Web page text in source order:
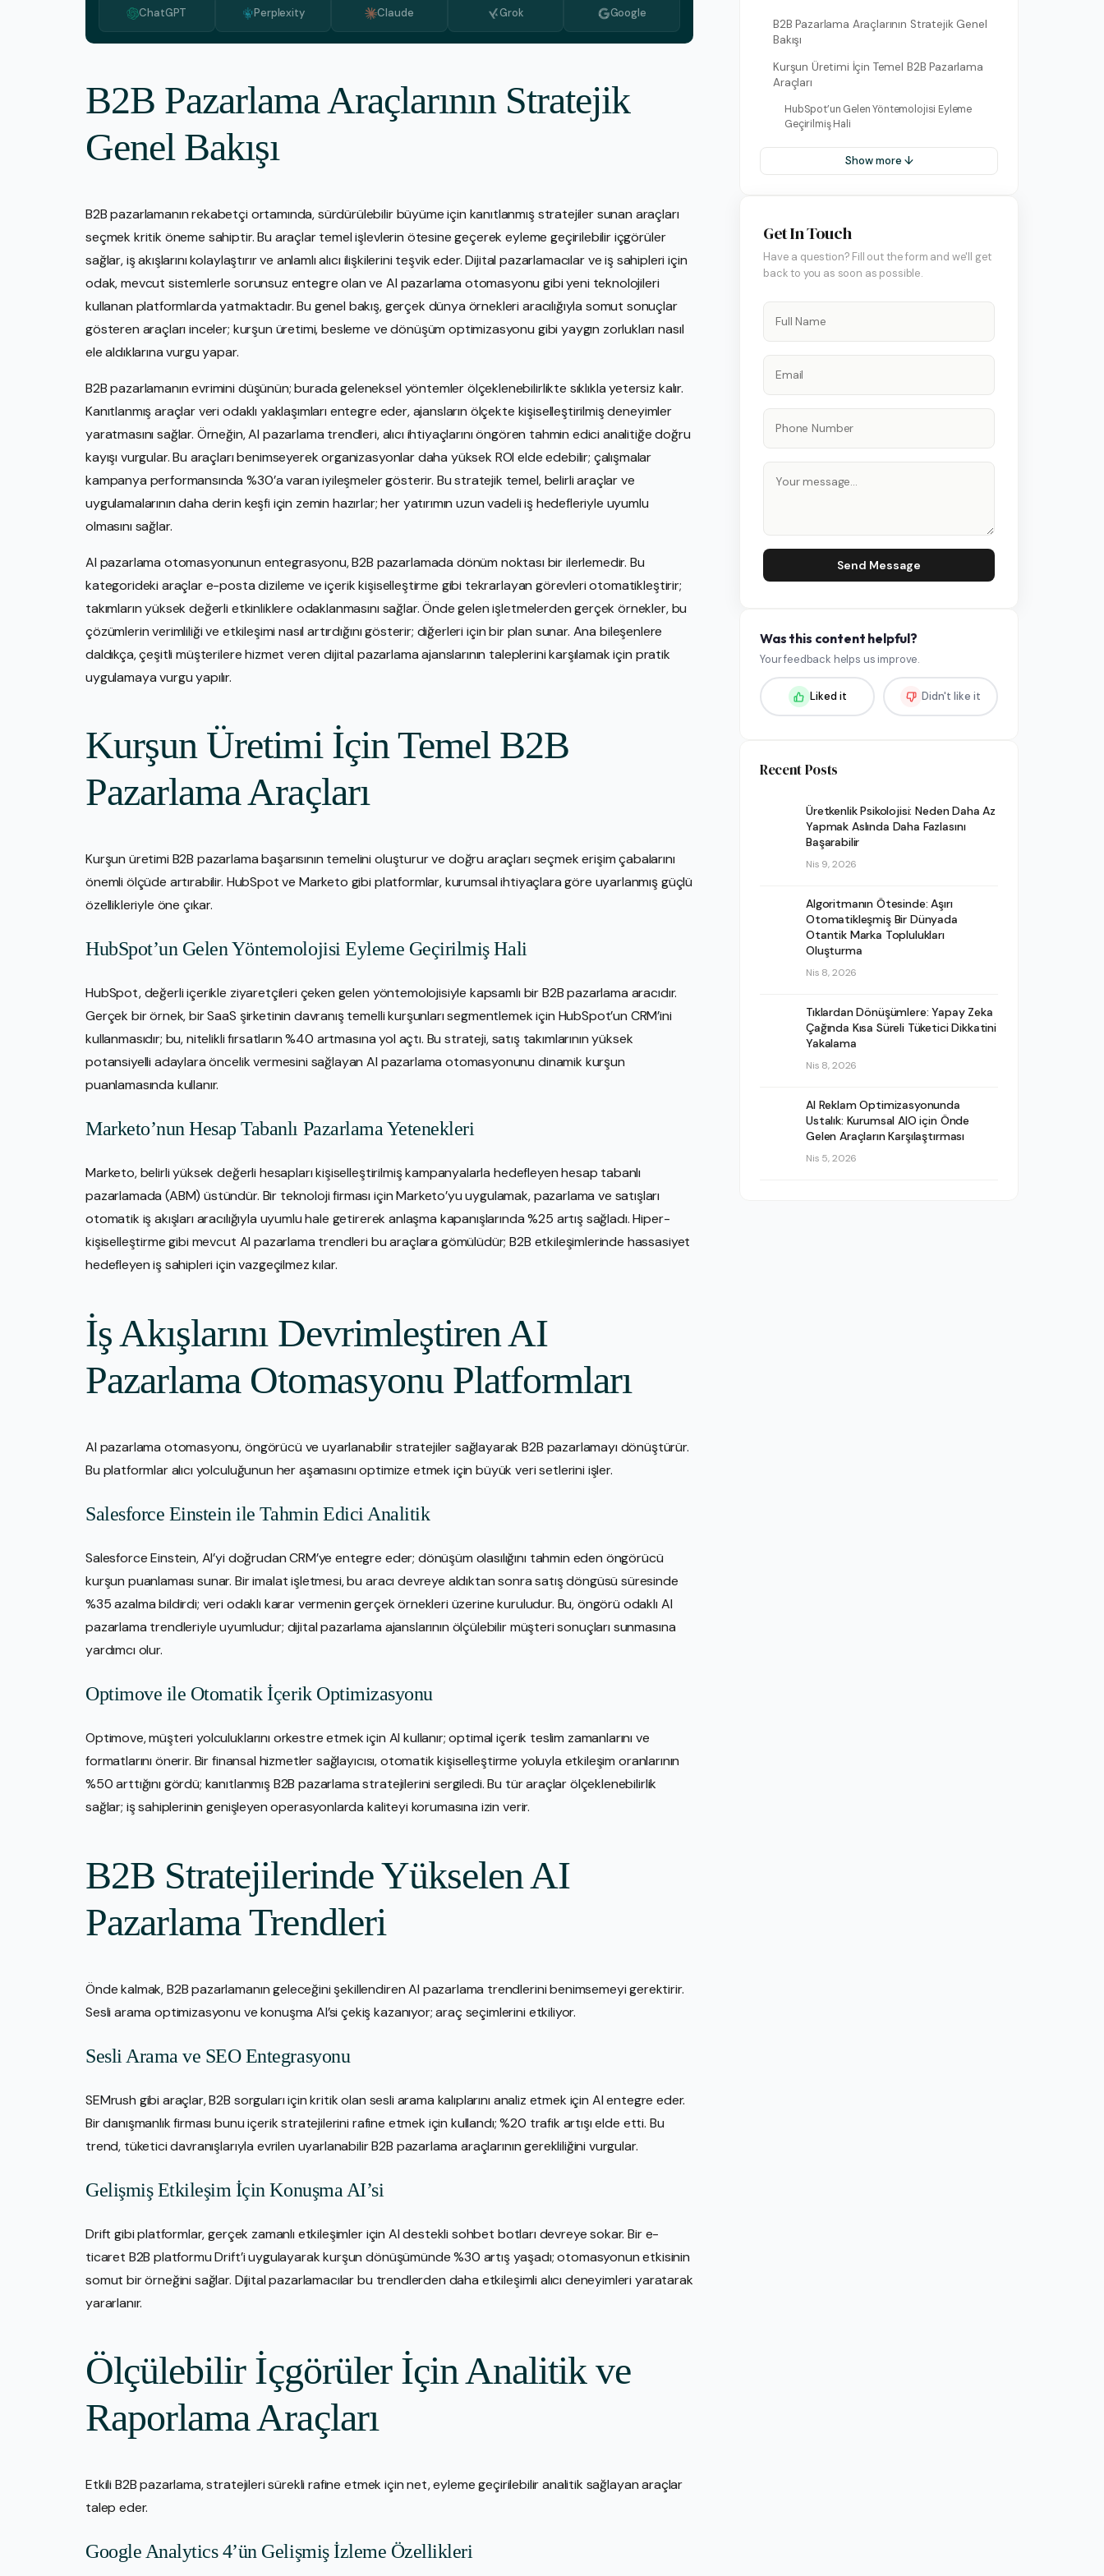
Medya İzleme
PR Hizmeti
Video Üretimi
Shopify Yönetimi
Etsy Yönetimi
ChatGPT Perplexity Claude Grok Google
B2B Pazarlama Araçlarının Stratejik
Genel Bakışı
B2B pazarlamanın rekabetçi ortamında, sürdürülebilir büyüme için kanıtlanmış stratejiler sunan araçları
seçmek kritik öneme sahiptir. Bu araçlar temel işlevlerin ötesine geçerek eyleme geçirilebilir içgörüler
sağlar, iş akışlarını kolaylaştırır ve anlamlı alıcı ilişkilerini teşvik eder. Dijital pazarlamacılar ve iş sahipleri için
odak, mevcut sistemlerle sorunsuz entegre olan ve AI pazarlama otomasyonu gibi yeni teknolojileri
kullanan platformlarda yatmaktadır. Bu genel bakış, gerçek dünya örnekleri aracılığıyla somut sonuçlar
gösteren araçları inceler; kurşun üretimi, besleme ve dönüşüm optimizasyonu gibi yaygın zorlukları nasıl
ele aldıklarına vurgu yapar.
B2B pazarlamanın evrimini düşünün; burada geleneksel yöntemler ölçeklenebilirlikte sıklıkla yetersiz kalır.
Kanıtlanmış araçlar veri odaklı yaklaşımları entegre eder, ajansların ölçekte kişiselleştirilmiş deneyimler
yaratmasını sağlar. Örneğin, AI pazarlama trendleri, alıcı ihtiyaçlarını öngören tahmin edici analitiğe doğru
kayışı vurgular. Bu araçları benimseyerek organizasyonlar daha yüksek ROI elde edebilir; çalışmalar
kampanya performansında %30’a varan iyileşmeler gösterir. Bu stratejik temel, belirli araçlar ve
uygulamalarının daha derin keşfi için zemin hazırlar; her yatırımın uzun vadeli iş hedefleriyle uyumlu
olmasını sağlar.
AI pazarlama otomasyonunun entegrasyonu, B2B pazarlamada dönüm noktası bir ilerlemedir. Bu
kategorideki araçlar e-posta dizileme ve içerik kişiselleştirme gibi tekrarlayan görevleri otomatikleştirir;
takımların yüksek değerli etkinliklere odaklanmasını sağlar. Önde gelen işletmelerden gerçek örnekler, bu
çözümlerin verimliliği ve etkileşimi nasıl artırdığını gösterir; diğerleri için bir plan sunar. Ana bileşenlere
daldıkça, çeşitli müşterilere hizmet veren dijital pazarlama ajanslarının taleplerini karşılamak için pratik
uygulamaya vurgu yapılır.
Kurşun Üretimi İçin Temel B2B
Pazarlama Araçları
Kurşun üretimi B2B pazarlama başarısının temelini oluşturur ve doğru araçları seçmek erişim çabalarını
önemli ölçüde artırabilir. HubSpot ve Marketo gibi platformlar, kurumsal ihtiyaçlara göre uyarlanmış güçlü
özellikleriyle öne çıkar.
HubSpot’un Gelen Yöntemolojisi Eyleme Geçirilmiş Hali
HubSpot, değerli içerikle ziyaretçileri çeken gelen yöntemolojisiyle kapsamlı bir B2B pazarlama aracıdır.
Gerçek bir örnek, bir SaaS şirketinin davranış temelli kurşunları segmentlemek için HubSpot’un CRM’ini
kullanmasıdır; bu, nitelikli fırsatların %40 artmasına yol açtı. Bu strateji, satış takımlarının yüksek
potansiyelli adaylara öncelik vermesini sağlayan AI pazarlama otomasyonunu dinamik kurşun
puanlamasında kullanır.
Marketo’nun Hesap Tabanlı Pazarlama Yetenekleri
Marketo, belirli yüksek değerli hesapları kişiselleştirilmiş kampanyalarla hedefleyen hesap tabanlı
pazarlamada (ABM) üstündür. Bir teknoloji firması için Marketo’yu uygulamak, pazarlama ve satışları
otomatik iş akışları aracılığıyla uyumlu hale getirerek anlaşma kapanışlarında %25 artış sağladı. Hiper-
kişiselleştirme gibi mevcut AI pazarlama trendleri bu araçlara gömülüdür; B2B etkileşimlerinde hassasiyet
hedefleyen iş sahipleri için vazgeçilmez kılar.
İş Akışlarını Devrimleştiren AI
Pazarlama Otomasyonu Platformları
AI pazarlama otomasyonu, öngörücü ve uyarlanabilir stratejiler sağlayarak B2B pazarlamayı dönüştürür.
Bu platformlar alıcı yolculuğunun her aşamasını optimize etmek için büyük veri setlerini işler.
Salesforce Einstein ile Tahmin Edici Analitik
Salesforce Einstein, AI’yi doğrudan CRM’ye entegre eder; dönüşüm olasılığını tahmin eden öngörücü
kurşun puanlaması sunar. Bir imalat işletmesi, bu aracı devreye aldıktan sonra satış döngüsü süresinde
%35 azalma bildirdi; veri odaklı karar vermenin gerçek örnekleri üzerine kuruludur. Bu, öngörü odaklı AI
pazarlama trendleriyle uyumludur; dijital pazarlama ajanslarının ölçülebilir müşteri sonuçları sunmasına
yardımcı olur.
Optimove ile Otomatik İçerik Optimizasyonu
Optimove, müşteri yolculuklarını orkestre etmek için AI kullanır; optimal içerik teslim zamanlarını ve
formatlarını önerir. Bir finansal hizmetler sağlayıcısı, otomatik kişiselleştirme yoluyla etkileşim oranlarının
%50 arttığını gördü; kanıtlanmış B2B pazarlama stratejilerini sergiledi. Bu tür araçlar ölçeklenebilirlik
sağlar; iş sahiplerinin genişleyen operasyonlarda kaliteyi korumasına izin verir.
B2B Stratejilerinde Yükselen AI
Pazarlama Trendleri
Önde kalmak, B2B pazarlamanın geleceğini şekillendiren AI pazarlama trendlerini benimsemeyi gerektirir.
Sesli arama optimizasyonu ve konuşma AI’si çekiş kazanıyor; araç seçimlerini etkiliyor.
Sesli Arama ve SEO Entegrasyonu
SEMrush gibi araçlar, B2B sorguları için kritik olan sesli arama kalıplarını analiz etmek için AI entegre eder.
Bir danışmanlık firması bunu içerik stratejilerini rafine etmek için kullandı; %20 trafik artışı elde etti. Bu
trend, tüketici davranışlarıyla evrilen uyarlanabilir B2B pazarlama araçlarının gerekliliğini vurgular.
Gelişmiş Etkileşim İçin Konuşma AI’si
Drift gibi platformlar, gerçek zamanlı etkileşimler için AI destekli sohbet botları devreye sokar. Bir e-
ticaret B2B platformu Drift’i uygulayarak kurşun dönüşümünde %30 artış yaşadı; otomasyonun etkisinin
somut bir örneğini sağlar. Dijital pazarlamacılar bu trendlerden daha etkileşimli alıcı deneyimleri yaratarak
yararlanır.
Ölçülebilir İçgörüler İçin Analitik ve
Raporlama Araçları
Etkili B2B pazarlama, stratejileri sürekli rafine etmek için net, eyleme geçirilebilir analitik sağlayan araçlar
talep eder.
Google Analytics 4’ün Gelişmiş İzleme Özellikleri
B2B Pazarlama Araçlarının Stratejik Genel
Bakışı
Kurşun Üretimi İçin Temel B2B Pazarlama
Araçları
HubSpot’un Gelen Yöntemolojisi Eyleme
Geçirilmiş Hali
Show more ↓
Get In Touch
Have a question? Fill out the form and we'll get
back to you as soon as possible.
Send Message
Was this content helpful?
Your feedback helps us improve.
Liked it Didn't like it
Recent Posts
Üretkenlik Psikolojisi: Neden Daha Az
Yapmak Aslında Daha Fazlasını
Başarabilir
Nis 9, 2026
Algoritmanın Ötesinde: Aşırı
Otomatikleşmiş Bir Dünyada
Otantik Marka Toplulukları
Oluşturma
Nis 8, 2026
Tıklardan Dönüşümlere: Yapay Zeka
Çağında Kısa Süreli Tüketici Dikkatini
Yakalama
Nis 8, 2026
AI Reklam Optimizasyonunda
Ustalık: Kurumsal AIO için Önde
Gelen Araçların Karşılaştırması
Nis 5, 2026